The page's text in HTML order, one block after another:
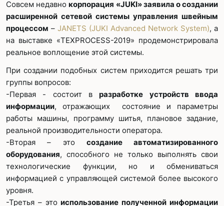
Совсем недавнокорпорация «JUKI» заявила о создании
расширенной сетевой системы управления швейным
процессом – JANETS (JUKI Advanced Network System), а
на выставке «TEXPROCESS-2019» продемонстрировала
реальное воплощение этой системы.
При создании подобных систем приходится решать три
группы вопросов:
-Первая - состоит вразработке устройств ввода
информации, отражающих состояние и параметры
работы машины, программу шитья, плановое задание,
реальной производительности оператора.
-Вторая – это создание автоматизированного
оборудования, способного не только выполнять свои
технологические функции, но и обмениваться
информацией с управляющей системой более высокого
уровня.
-Третья – этоиспользование полученной информации